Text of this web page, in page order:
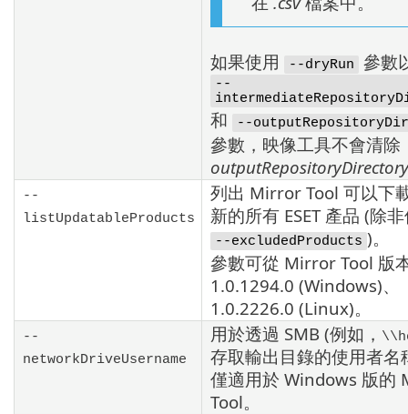
如果使用 --dryRun 參數
--
和 --
參數，映像工具不會清除
outputRepositoryDirectory
--
listUpdatableProducts
列出 Mirror Tool 可以下
新的所有 ESET產品 (除非
--excludedProducts )。
參數可從 Mirror Tool 版
1.0.1294.0 (Windows)、
1.0.2226.0 (Linux)。
--
networkDriveUsername
用於透過 SMB (例如，
存取輸出目錄的使用者名
僅適用於 Windows 版的
Tool。